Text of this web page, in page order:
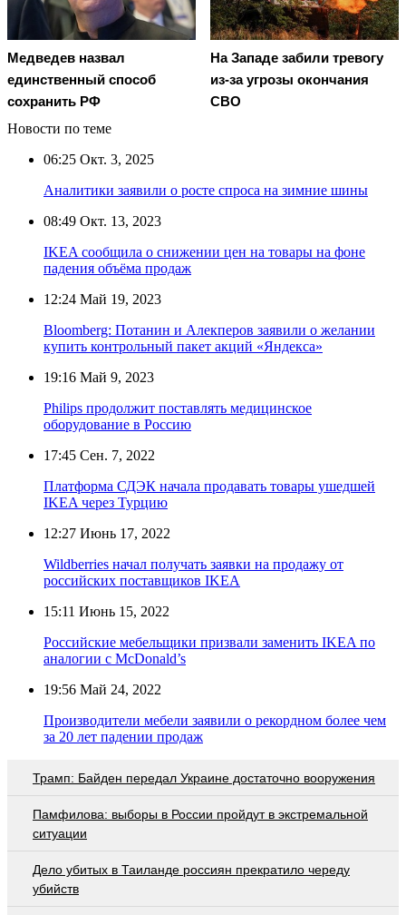
Медведев назвал
единственный способ
сохранить РФ
На Западе забили тревогу
из-за угрозы окончания
СВО
Новости по теме
06:25 Окт. 3, 2025
Аналитики заявили о росте спроса на зимние шины
08:49 Окт. 13, 2023
IKEA сообщила о снижении цен на товары на фоне
падения объёма продаж
12:24 Май 19, 2023
Bloomberg: Потанин и Алекперов заявили о желании
купить контрольный пакет акций «Яндекса»
19:16 Май 9, 2023
Philips продолжит поставлять медицинское
оборудование в Россию
17:45 Сен. 7, 2022
Платформа СДЭК начала продавать товары ушедшей
IKEA через Турцию
12:27 Июнь 17, 2022
Wildberries начал получать заявки на продажу от
российских поставщиков IKEA
15:11 Июнь 15, 2022
Российские мебельщики призвали заменить IKEA по
аналогии с McDonald’s
19:56 Май 24, 2022
Производители мебели заявили о рекордном более чем
за 20 лет падении продаж
Трамп: Байден передал Украине достаточно вооружения
Памфилова: выборы в России пройдут в экстремальной
ситуации
Дело убитых в Таиланде россиян прекратило череду
убийств